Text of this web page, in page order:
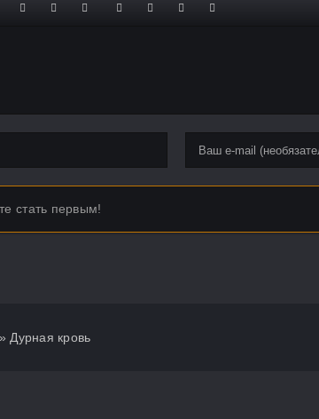
стать первым!
» Дурная кровь